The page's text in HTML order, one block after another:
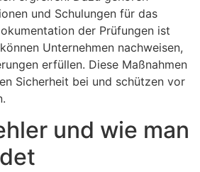
und Schulungen für das
der Prüfungen ist
Unternehmen nachweisen,
erfüllen. Diese Maßnahmen
Sicherheit bei und schützen vor
und wie man